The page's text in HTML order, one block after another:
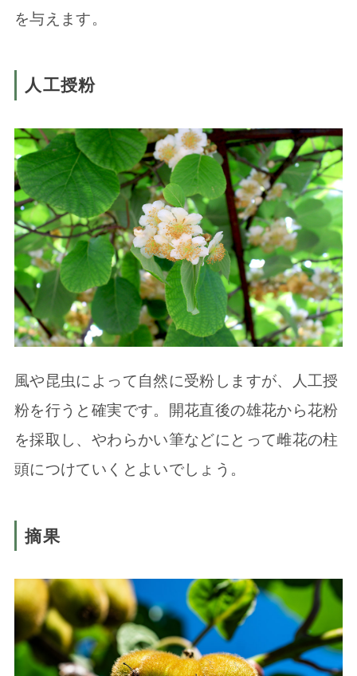
を与えます。
人工授粉
風や昆虫によって自然に受粉しますが、人工授
粉を行うと確実です。開花直後の雄花から花粉
を採取し、やわらかい筆などにとって雌花の柱
頭につけていくとよいでしょう。
摘果